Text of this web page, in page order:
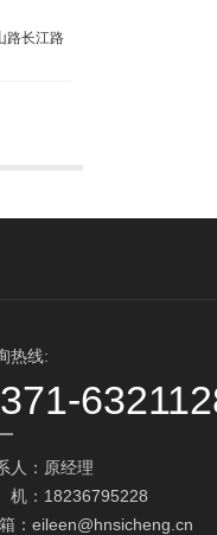
路长江路
热线:
人：原经理
：18236795228
： eileen@hnsicheng.cn